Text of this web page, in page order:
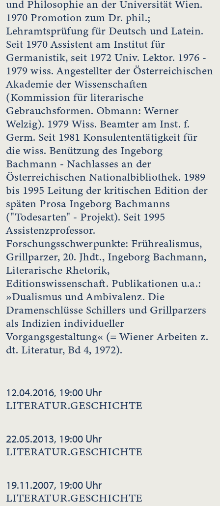
und Philosophie an der Universität Wien.
1970 Promotion zum Dr. phil.;
Lehramtsprüfung für Deutsch und Latein.
Seit 1970 Assistent am Institut für
Germanistik, seit 1972 Univ. Lektor. 1976 -
1979 wiss. Angestellter der Österreichischen
Akademie der Wissenschaften
(Kommission für literarische
Gebrauchsformen. Obmann: Werner
Welzig). 1979 Wiss. Beamter am Inst. f.
Germ. Seit 1981 Konsulententätigkeit für
die wiss. Benützung des Ingeborg
Bachmann - Nachlasses an der
Österreichischen Nationalbibliothek. 1989
bis 1995 Leitung der kritischen Edition der
späten Prosa Ingeborg Bachmanns
("Todesarten" - Projekt). Seit 1995
Assistenzprofessor.
Forschungsschwerpunkte: Frührealismus,
Grillparzer, 20. Jhdt., Ingeborg Bachmann,
Literarische Rhetorik,
Editionswissenschaft. Publikationen u.a.:
»Dualismus und Ambivalenz. Die
Dramenschlüsse Schillers und Grillparzers
als Indizien individueller
Vorgangsgestaltung« (= Wiener Arbeiten z.
dt. Literatur, Bd 4, 1972).
12.04.2016, 19:00 Uhr
LITERATUR.GESCHICHTE
22.05.2013, 19:00 Uhr
LITERATUR.GESCHICHTE
19.11.2007, 19:00 Uhr
LITERATUR.GESCHICHTE